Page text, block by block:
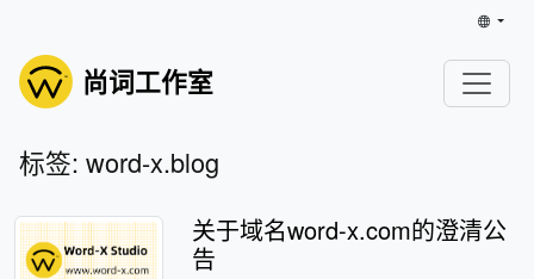
尚词工作室
标签: word-x.blog
关于域名word-x.com的澄清公
告